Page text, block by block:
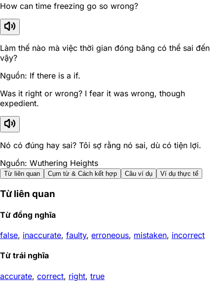
How can time freezing go so wrong?
Làm thế nào mà việc thời gian đóng băng có thể sai đến
vậy?
Nguồn: If there is a if.
Was it right or wrong? I fear it was wrong, though
expedient.
Nó có đúng hay sai? Tôi sợ rằng nó sai, dù có tiện lợi.
Nguồn: Wuthering Heights
Từ liên quan Cụm từ & Cách kết hợp Câu ví dụ Ví dụ thực tế
Từ liên quan
Từ đồng nghĩa
false, inaccurate, faulty, erroneous, mistaken, incorrect
Từ trái nghĩa
accurate, correct, right, true